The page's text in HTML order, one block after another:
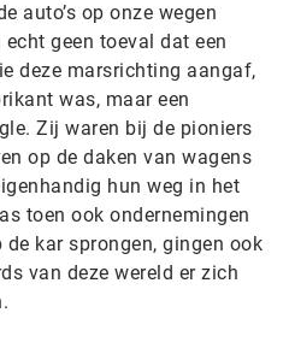
auto’s op onze wegen
geen toeval dat een
deze marsrichting aangaf,
was, maar een
Zij waren bij de pioniers
op de daken van wagens
hun weg in het
toen ook ondernemingen
de kar sprongen, gingen ook
van deze wereld er zich